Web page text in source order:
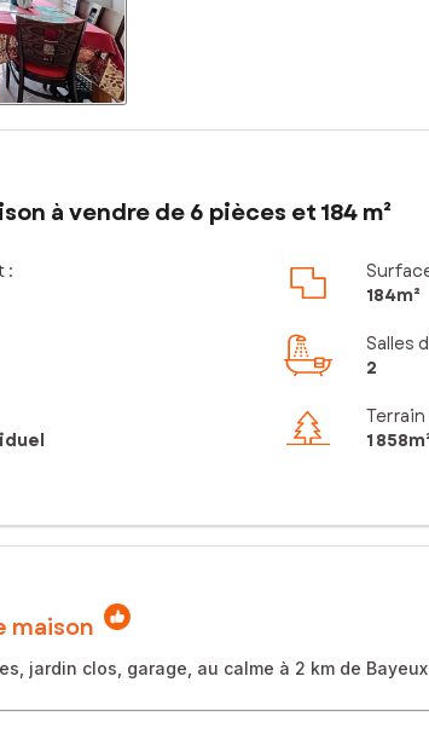
à vendre de 6 pièces et 184 m²
:
184m²
Salles
2
Terrain
1
maison
jardin clos, garage, au calme à 2 km de